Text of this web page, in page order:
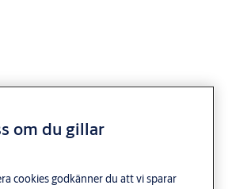
om du gillar
cookies godkänner du att vi sparar